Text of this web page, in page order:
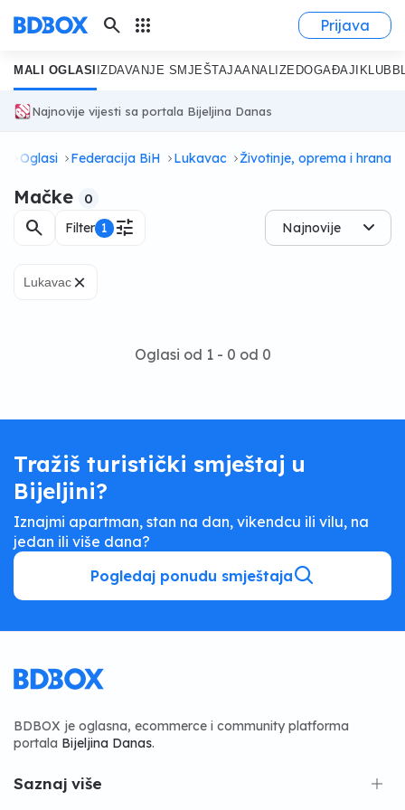
search apps Prijava
MALI OGLASI IZDAVANJE SMJEŠTAJAANALIZE DOGAĐAJI KLUB
Najnovije vijesti sa portala Bijeljina Danas
Oglasi Federacija BiH Lukavac Životinje, oprema i hrana
Mačke 0
search Filter 1 tune Najnovije
Lukavac×
Oglasi od 1 - 0 od 0
Tražiš turistički smještaj u
Bijeljini?
Iznajmi apartman, stan na dan, vikendcu ili vilu, na
jedan ili više dana?
Pogledaj ponudu smještaja
BDBOX je oglasna, ecommerce i community platforma
portala Bijeljina Danas.
Saznaj više